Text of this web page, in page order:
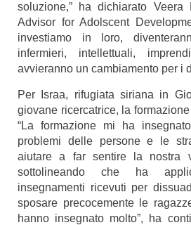
soluzione,” ha dichiarato Veera
Advisor for Adolscent
investiamo in loro,
infermieri, intellettuali,
avvieranno un cambiamento per i
Per Israa, rifugiata siriana in
giovane ricercatrice, la
“La formazione mi ha
problemi delle persone e le
aiutare a far sentire la nostra
sottolineando che ha
insegnamenti ricevuti per
sposare precocemente le
hanno insegnato molto”, ha